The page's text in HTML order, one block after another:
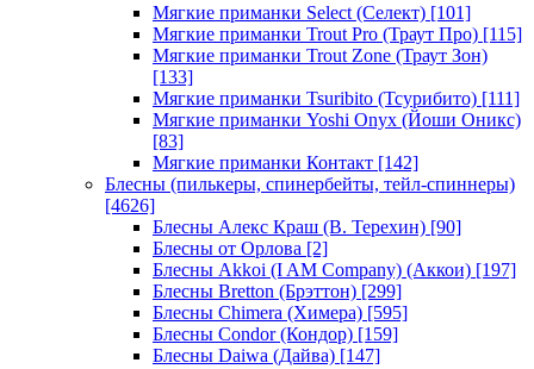
Мягкие приманки Select (Селект) [101]
Мягкие приманки Trout Pro (Траут Про) [115]
Мягкие приманки Trout Zone (Траут Зон)
[133]
Мягкие приманки Tsuribito (Тсурибито) [111]
Мягкие приманки Yoshi Onyx (Йоши Оникс)
[83]
Мягкие приманки Контакт [142]
Блесны (пилькеры, спинербейты, тейл-спиннеры)
[4626]
Блесны Алекс Краш (В. Терехин) [90]
Блесны от Орлова [2]
Блесны Akkoi (I AM Company) (Аккои) [197]
Блесны Bretton (Брэттон) [299]
Блесны Chimera (Химера) [595]
Блесны Condor (Кондор) [159]
Блесны Daiwa (Дайва) [147]